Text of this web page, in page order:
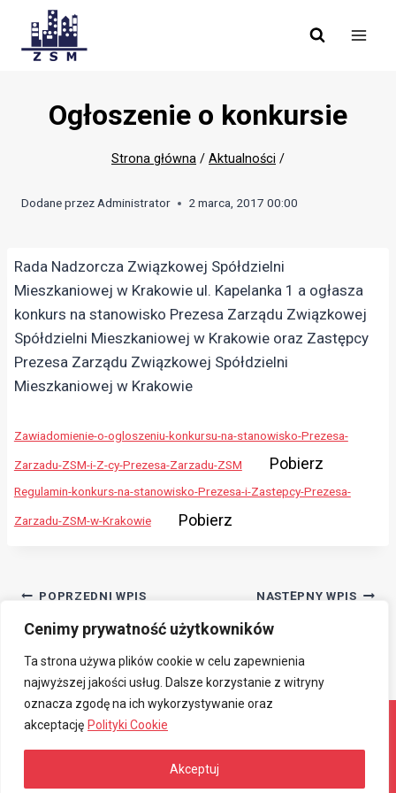
Cenimy prywatność użytkowników
Ta strona używa plików cookie w celu zapewnienia
najwyższej jakości usług. Dalsze korzystanie z witryny
oznacza zgodę na ich wykorzystywanie oraz
akceptację Polityki Cookie
Akceptuj
content
Ogłoszenie o konkursie
Strona główna / Aktualności /
Dodane przezAdministrator 2 marca, 2017 00:00
Rada Nadzorcza Związkowej Spółdzielni
Mieszkaniowej w Krakowie ul. Kapelanka 1 a ogłasza
konkurs na stanowisko Prezesa Zarządu Związkowej
Spółdzielni Mieszkaniowej w Krakowie oraz Zastępcy
Prezesa Zarządu Związkowej Spółdzielni
Mieszkaniowej w Krakowie
Zawiadomienie-o-ogloszeniu-konkursu-na-stanowisko-Prezesa-
Zarzadu-ZSM-i-Z-cy-Prezesa-Zarzadu-ZSM Pobierz
Regulamin-konkurs-na-stanowisko-Prezesa-i-Zastepcy-Prezesa-
Zarzadu-ZSM-w-Krakowie Pobierz
Nawigacja
wpisu
POPRZEDNI WPIS
Ogłoszenie o przetargu
NASTĘPNY WPIS
© 2026 Związkowa Spółdzielnia Mieszkaniowa